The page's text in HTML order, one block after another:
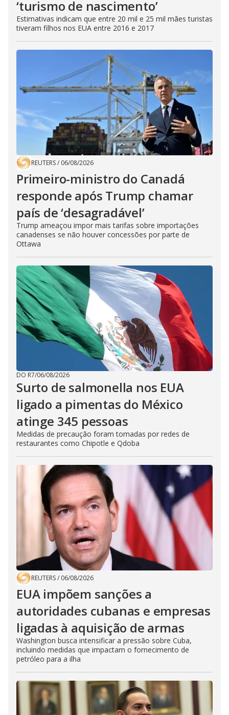
‘turismo de nascimento’
Estimativas indicam que entre 20 mil e 25 mil mães turistas
tiveram filhos nos EUA entre 2016 e 2017
REUTERS/ 06/08/2026
Primeiro-ministro do Canadá
responde após Trump chamar
país de ‘desagradável’
Trump ameaçou impor mais tarifas sobre importações
canadenses se não houver concessões por parte de
Ottawa
DO R7/06/08/2026
Surto de salmonella nos EUA
ligado a pimentas do México
atinge 345 pessoas
Medidas de precaução foram tomadas por redes de
restaurantes como Chipotle e Qdoba
REUTERS/ 06/08/2026
EUA impõem sanções a
autoridades cubanas e empresas
ligadas à aquisição de armas
Washington busca intensificar a pressão sobre Cuba,
incluindo medidas que impactam o fornecimento de
petróleo para a ilha